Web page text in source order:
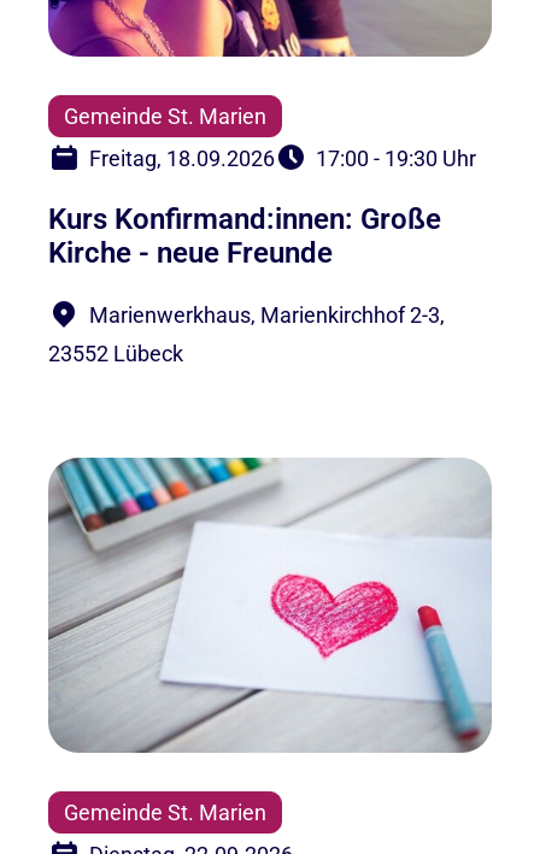
Gemeinde St. Marien
Freitag, 18.09.2026
17:00 - 19:30 Uhr
Kurs Konfirmand:innen: Große
Kirche - neue Freunde
Marienwerkhaus, Marienkirchhof 2-3,
23552 Lübeck
Gemeinde St. Marien